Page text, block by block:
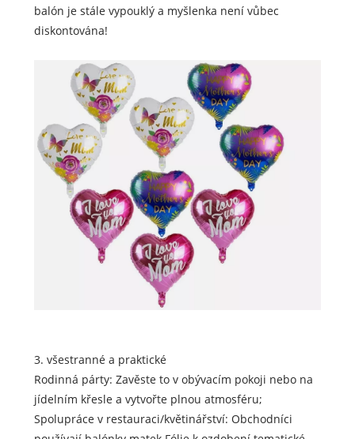
balón je stále vypouklý a myšlenka není vůbec
diskontována!
3. všestranné a praktické
Rodinná párty: Zavěste to v obývacím pokoji nebo na
jídelním křesle a vytvořte plnou atmosféru;
Spolupráce v restauraci/květinářství: Obchodníci